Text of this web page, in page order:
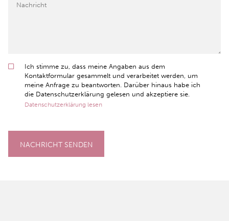
Ich stimme zu, dass meine Angaben aus dem
Kontaktformular gesammelt und verarbeitet werden, um
meine Anfrage zu beantworten. Darüber hinaus habe ich
die Datenschutzerklärung gelesen und akzeptiere sie.
Datenschutzerklärung lesen
NACHRICHT SENDEN